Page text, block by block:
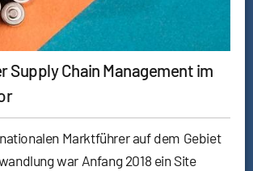
Supply Chain Management im
Marktführer auf dem Gebiet
war Anfang 2018 ein Site